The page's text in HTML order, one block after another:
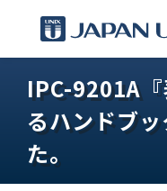
製品情報
IPC
導入事例
IPC-9201A
るハンドブ
た。